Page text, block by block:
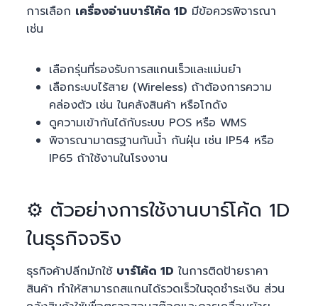
การเลือก เครื่องอ่านบาร์โค้ด 1D มีข้อควรพิจารณา
เช่น
เลือกรุ่นที่รองรับการสแกนเร็วและแม่นยำ
เลือกระบบไร้สาย (Wireless) ถ้าต้องการความ
คล่องตัว เช่น ในคลังสินค้า หรือโกดัง
ดูความเข้ากันได้กับระบบ POS หรือ WMS
พิจารณามาตรฐานกันน้ำ กันฝุ่น เช่น IP54 หรือ
IP65 ถ้าใช้งานในโรงงาน
⚙️ ตัวอย่างการใช้งานบาร์โค้ด 1D
ในธุรกิจจริง
ธุรกิจค้าปลีกมักใช้ บาร์โค้ด 1D ในการติดป้ายราคา
สินค้า ทำให้สามารถสแกนได้รวดเร็วในจุดชำระเงิน ส่วน